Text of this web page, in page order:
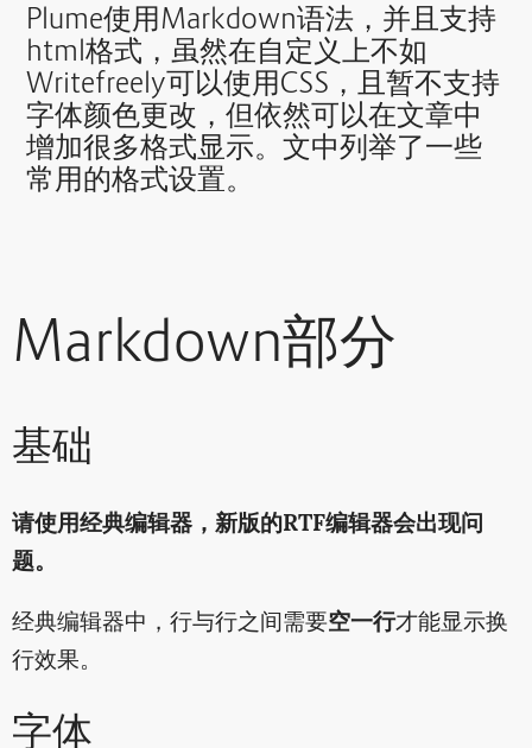
Plume使用Markdown语法，并且支持
html格式，虽然在自定义上不如
Writefreely可以使用CSS，且暂不支持
字体颜色更改，但依然可以在文章中
增加很多格式显示。文中列举了一些
常用的格式设置。
Markdown部分
基础
请使用经典编辑器，新版的RTF编辑器会出现问
题。
经典编辑器中，行与行之间需要空一行才能显示换
行效果。
字体